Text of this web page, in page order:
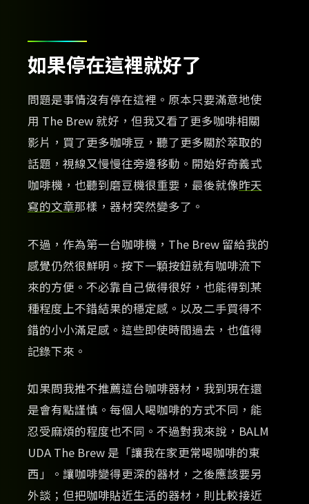
如果停在這裡就好了
問題是事情沒有停在這裡。原本只要滿意地使
用 The Brew 就好，但我又看了更多咖啡相關
影片，買了更多咖啡豆，聽了更多關於萃取的
話題，視線又慢慢往旁邊移動。開始好奇義式
咖啡機，也聽到磨豆機很重要，最後就像昨天
寫的文章那樣，器材突然變多了。
不過，作為第一台咖啡機，The Brew 留給我的
感覺仍然很鮮明。按下一顆按鈕就有咖啡流下
來的方便。不必靠自己做得很好，也能得到某
種程度上不錯結果的穩定感。以及二手買得不
錯的小小滿足感。這些即使時間過去，也值得
記錄下來。
如果問我推不推薦這台咖啡器材，我到現在還
是會有點謹慎。每個人喝咖啡的方式不同，能
忍受麻煩的程度也不同。不過對我來說，BALM
UDA The Brew 是「讓我在家更常喝咖啡的東
西」。讓咖啡變得更深的器材，之後應該要另
外談；但把咖啡貼近生活的器材，則比較接近